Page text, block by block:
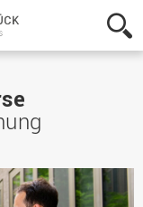
Hochschule
Osnabrück
-